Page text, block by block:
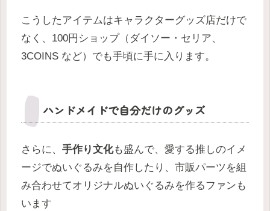
こうしたアイテムはキャラクターグッズ店だけで
なく、100円ショップ（ダイソー・セリア、
3COINS など）でも手頃に手に入ります。
ハンドメイドで自分だけのグッズ
さらに、 手作り文化も盛んで、愛する推しのイメ
ージでぬいぐるみを自作したり、市販パーツを組
み合わせてオリジナルぬいぐるみを作るファンも
います